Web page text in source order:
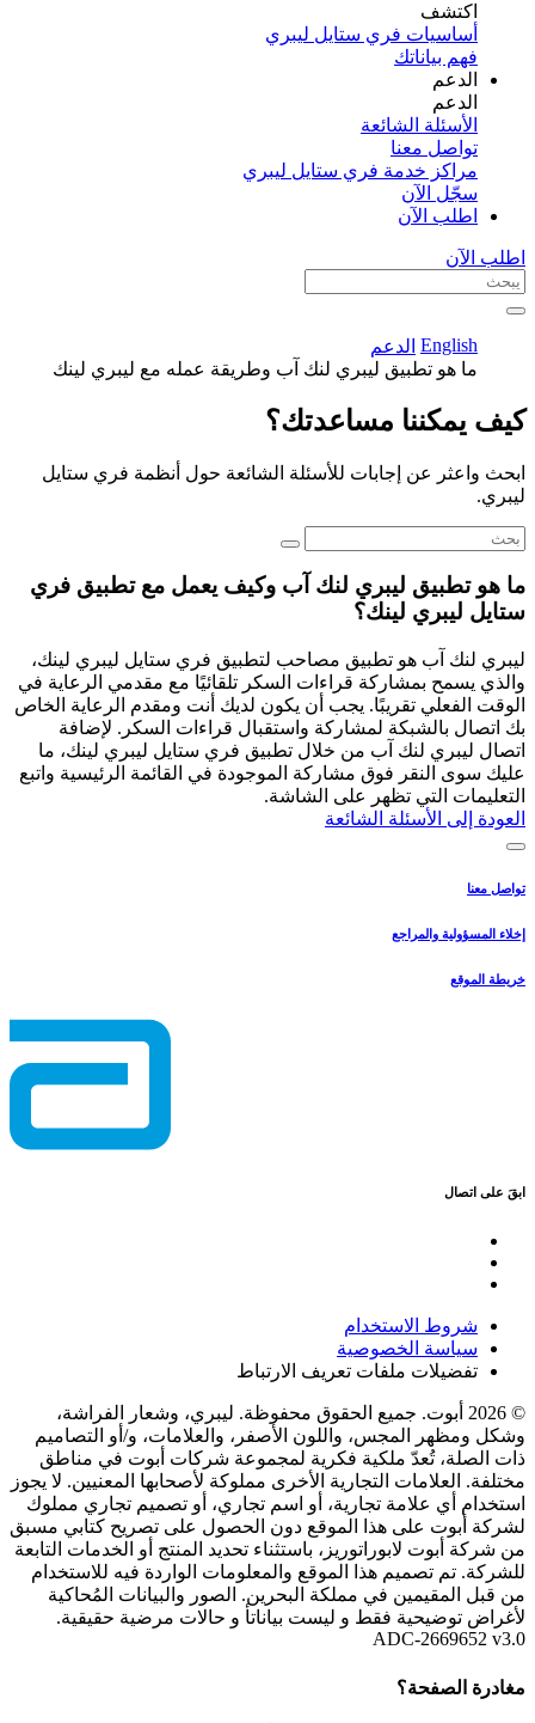
اكتشف​
أساسيات فري ستايل ليبري
فهم بياناتك
الدعم
الدعم
الأسئلة الشائعة
تواصل معنا
مراكز خدمة فري ستايل ليبري
سجّل الآن​
اطلب الآن
اطلب الآن
English الدعم
ما هو تطبيق ليبري لنك آب وطريقة عمله مع ليبري لينك
كيف يمكننا مساعدتك؟
ابحث واعثر عن إجابات للأسئلة الشائعة حول أنظمة فري ستايل
ليبري.
ما هو تطبيق ليبري لنك آب وكيف يعمل مع تطبيق فري
ستايل ليبري لينك؟
ليبري لنك آب هو تطبيق مصاحب لتطبيق فري ستايل ليبري لينك،
والذي يسمح بمشاركة قراءات السكر تلقائيًا مع مقدمي الرعاية في
الوقت الفعلي تقريبًا. يجب أن يكون لديك أنت ومقدم الرعاية الخاص
بك اتصال بالشبكة لمشاركة واستقبال قراءات السكر. لإضافة
اتصال ليبري لنك آب من خلال تطبيق فري ستايل ليبري لينك، ما
عليك سوى النقر فوق مشاركة الموجودة في القائمة الرئيسية واتبع
التعليمات التي تظهر على الشاشة.
العودة إلى الأسئلة الشائعة
تواصل معنا
إخلاء المسؤولية والمراجع
خريطة الموقع
ابقَ على اتصال
شروط الاستخدام
سياسة الخصوصية
تفضيلات ملفات تعريف الارتباط
© 2026 أبوت. جميع الحقوق محفوظة. ليبري، وشعار الفراشة،
وشكل ومظهر المجس، واللون الأصفر، والعلامات، و/أو التصاميم
ذات الصلة، تُعدّ ملكية فكرية لمجموعة شركات أبوت في مناطق
مختلفة. العلامات التجارية الأخرى مملوكة لأصحابها المعنيين. لا يجوز
استخدام أي علامة تجارية، أو اسم تجاري، أو تصميم تجاري مملوك
لشركة أبوت على هذا الموقع دون الحصول على تصريح كتابي مسبق
من شركة أبوت لابوراتوريز، باستثناء تحديد المنتج أو الخدمات التابعة
للشركة. تم تصميم هذا الموقع والمعلومات الواردة فيه للاستخدام
من قبل المقيمين في مملكة البحرين. الصور والبيانات المُحاكية
لأغراض توضيحية فقط و ليست بياناتأ و حالات مرضية حقيقية.
ADC-2669652 v3.0
مغادرة الصفحة؟